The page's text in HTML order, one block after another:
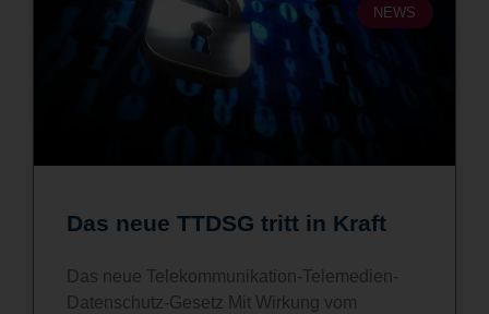
NEWS
Das neue TTDSG tritt in Kraft
Das neue Telekommunikation-Telemedien-
Datenschutz-Gesetz Mit Wirkung vom